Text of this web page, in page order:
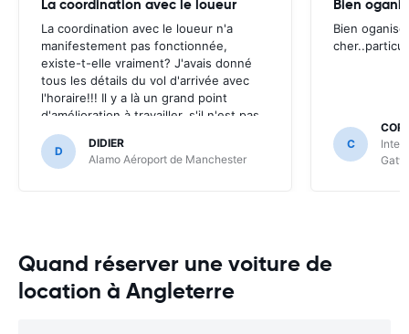
La coordination avec le loueur
La coordination avec le loueur n'a
manifestement pas fonctionnée,
existe-t-elle vraiment? J'avais donné
tous les détails du vol d'arrivée avec
l'horaire!!! Il y a là un grand point
d'amélioration à travailler, s'il n'est pas
possible (sur un aéroport international
tout de même!) de récupérer un
véhicule après 22h00, il faut l'annoncer
D
DIDIER
Alamo Aéroport de Manchester
Bien
Bien
C
Quand réserver une voiture de
location à Angleterre